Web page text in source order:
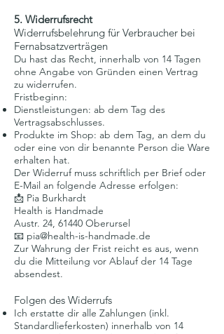
5. Widerrufsrecht
Widerrufsbelehrung für Verbraucher bei
Fernabsatzverträgen
Du hast das Recht, innerhalb von 14 Tagen
ohne Angabe von Gründen einen Vertrag
zu widerrufen.
Fristbeginn:
Dienstleistungen: ab dem Tag des
Vertragsabschlusses.
Produkte im Shop: ab dem Tag, an dem du
oder eine von dir benannte Person die Ware
erhalten hat.
Der Widerruf muss schriftlich per Brief oder
E-Mail an folgende Adresse erfolgen:
📩 Pia Burkhardt
Health is Handmade
Austr. 24, 61440 Oberursel
📧 pia@health-is-handmade.de
Zur Wahrung der Frist reicht es aus, wenn
du die Mitteilung vor Ablauf der 14 Tage
absendest.
Folgen des Widerrufs
Ich erstatte dir alle Zahlungen (inkl.
Standardlieferkosten) innerhalb von 14